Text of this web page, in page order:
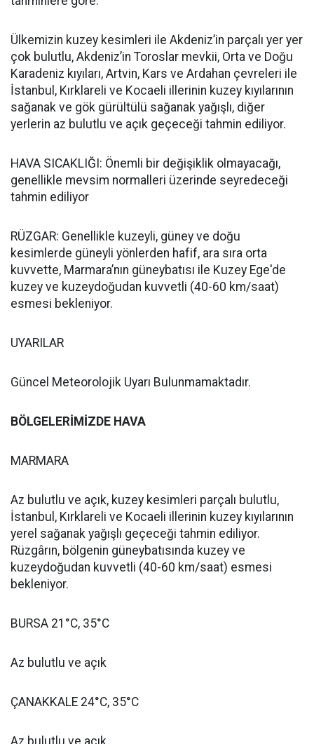
Ülkemizin kuzey kesimleri ile Akdeniz’in parçalı yer yer
çok bulutlu, Akdeniz’in Toroslar mevkii, Orta ve Doğu
Karadeniz kıyıları, Artvin, Kars ve Ardahan çevreleri ile
İstanbul, Kırklareli ve Kocaeli illerinin kuzey kıyılarının
sağanak ve gök gürültülü sağanak yağışlı, diğer
yerlerin az bulutlu ve açık geçeceği tahmin ediliyor.
HAVA SICAKLIĞI: Önemli bir değişiklik olmayacağı,
genellikle mevsim normalleri üzerinde seyredeceği
tahmin ediliyor
RÜZGAR: Genellikle kuzeyli, güney ve doğu
kesimlerde güneyli yönlerden hafif, ara sıra orta
kuvvette, Marmara’nın güneybatısı ile Kuzey Ege'de
kuzey ve kuzeydoğudan kuvvetli (40-60 km/saat)
esmesi bekleniyor.
UYARILAR
Güncel Meteorolojik Uyarı Bulunmamaktadır.
BÖLGELERİMİZDE HAVA
MARMARA
Az bulutlu ve açık, kuzey kesimleri parçalı bulutlu,
İstanbul, Kırklareli ve Kocaeli illerinin kuzey kıyılarının
yerel sağanak yağışlı geçeceği tahmin ediliyor.
Rüzgârın, bölgenin güneybatısında kuzey ve
kuzeydoğudan kuvvetli (40-60 km/saat) esmesi
bekleniyor.
BURSA 21°C, 35°C
Az bulutlu ve açık
ÇANAKKALE 24°C, 35°C
Az bulutlu ve açık